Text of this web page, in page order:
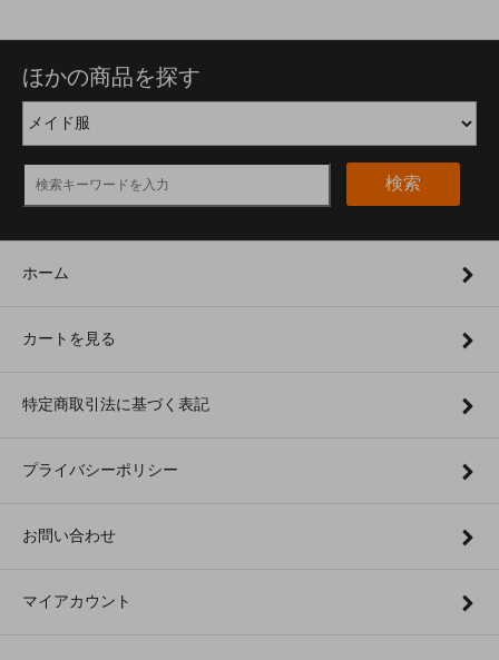
ほかの商品を探す
検索
ホーム
カートを見る
特定商取引法に基づく表記
プライバシーポリシー
お問い合わせ
マイアカウント